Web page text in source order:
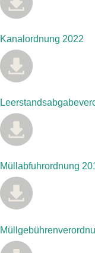
Kanalordnung 2022
Müllabfuhrordnung